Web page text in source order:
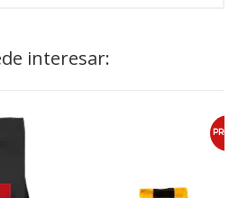
interesar:
PROMO